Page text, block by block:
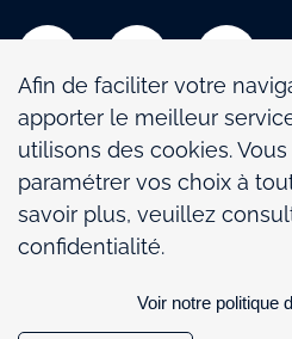
Politique de confidentialité
Mentions légales
Afin de faciliter votre
apporter le meilleur
utilisons des cookies.
paramétrer vos choix à
savoir plus, veuillez
confidentialité.
Voir notre politique